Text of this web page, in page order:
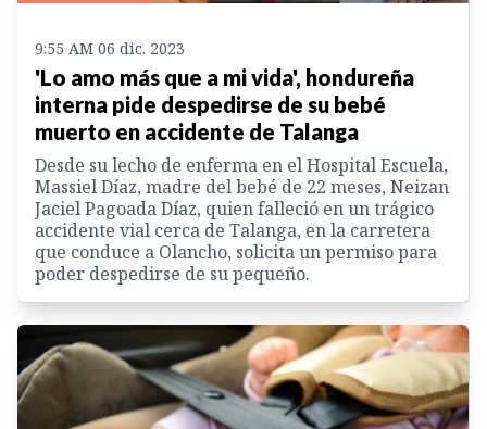
9:55 AM 06 dic. 2023
'Lo amo más que a mi vida', hondureña
interna pide despedirse de su bebé
muerto en accidente de Talanga
Desde su lecho de enferma en el Hospital Escuela,
Massiel Díaz, madre del bebé de 22 meses, Neizan
Jaciel Pagoada Díaz, quien falleció en un trágico
accidente vial cerca de Talanga, en la carretera
que conduce a Olancho, solicita un permiso para
poder despedirse de su pequeño.